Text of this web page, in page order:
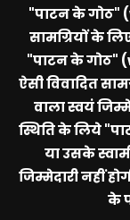
"पाटन के गोठ"
सामग्रियों के
"पाटन के गोठ"
ऐसी विवादित
वाला स्वयं
स्थिति के लिये
या उसके
जिम्मेदारी नहीं
के